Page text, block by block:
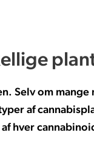
Selv om
af
hver